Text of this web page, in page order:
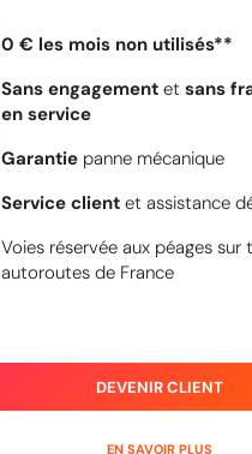
0 € les mois non utilisés**
Sans engagementet sans
en service
Garantiepanne mécanique
Service clientet assistance
Voies réservée aux péages sur
autoroutes de France
DEVENIR CLIENT
EN SAVOIR PLUS